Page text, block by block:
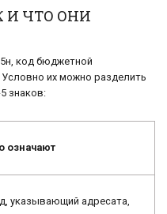
И ЧТО ОНИ
код бюджетной
их можно разделить
знаков:
означают
указывающий адресата,